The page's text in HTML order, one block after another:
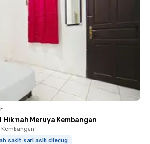
Hikmah Meruya Kembangan
sakit sari asih ciledug